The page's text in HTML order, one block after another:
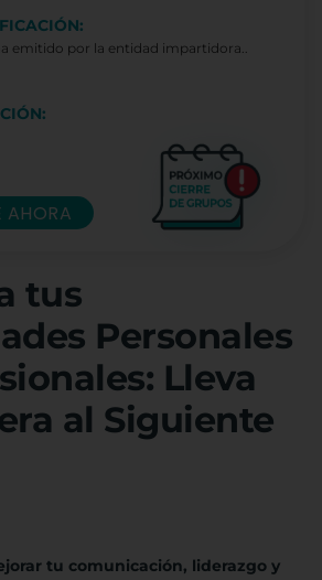
tus
Personales
Lleva
al Siguiente
tu comunicación, liderazgo y
emitido por la entidad impartidora..
AHORA